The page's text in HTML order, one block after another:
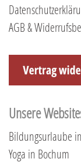
AGB &
Unsere
Bildungsurlaube
Yoga in Bochum